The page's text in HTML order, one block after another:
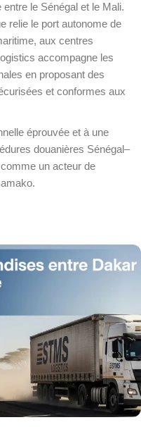
le Sénégal et le Mali.
relie le port autonome de
aux centres
accompagne les
en proposant des
et conformes aux
éprouvée et à une
douanières Sénégal–
un acteur de